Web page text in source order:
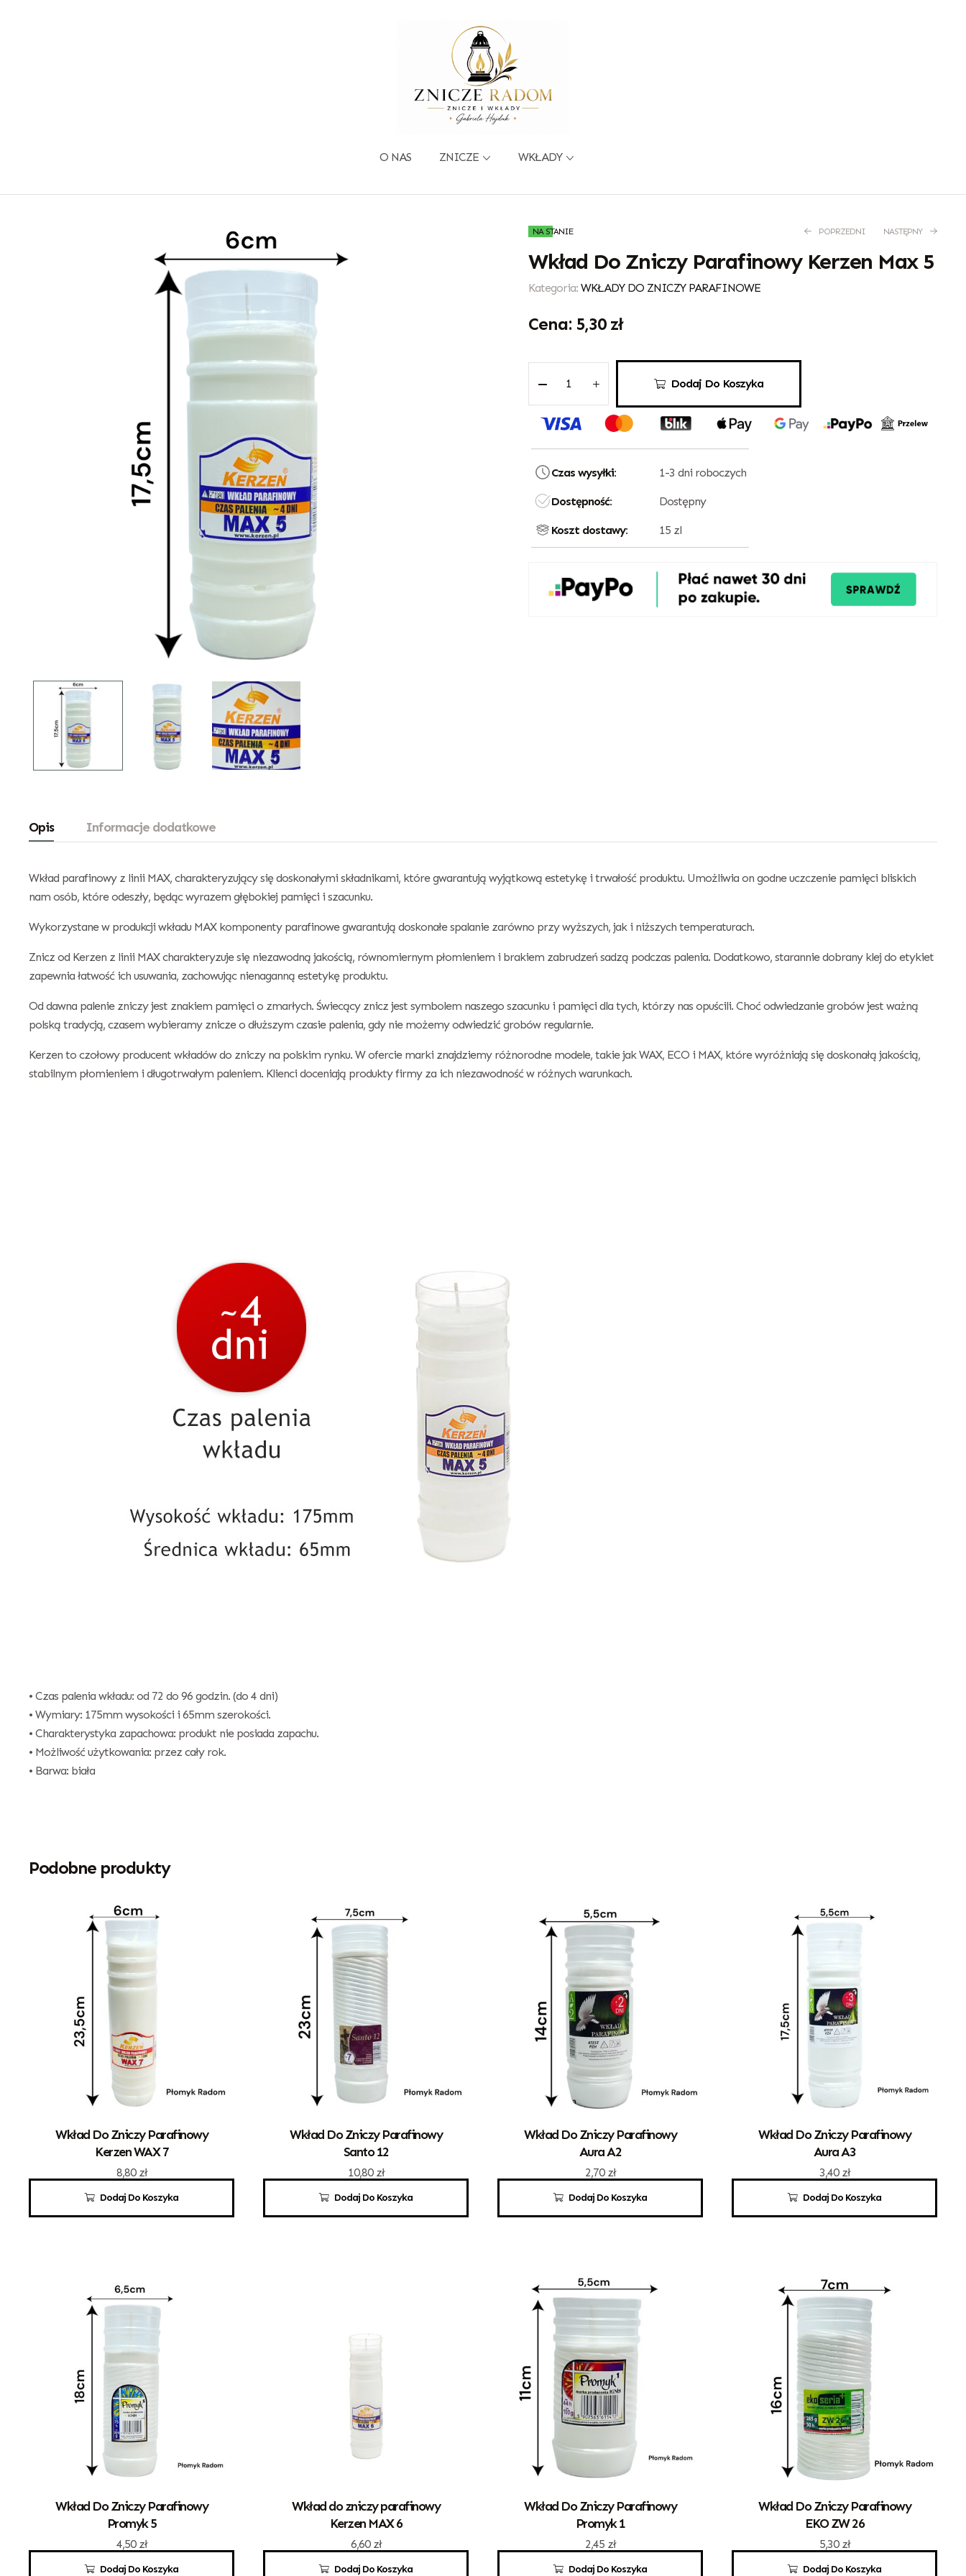
O NAS ZNICZE WKŁADY
NA STANIE POPRZEDNI NASTĘPNY
Wkład Do Zniczy Parafinowy Kerzen Max 5
Kategoria:WKŁADY DO ZNICZY PARAFINOWE
5,30 zł
Dodaj Do Koszyka
Czas wysyłki: 1-3 dni roboczych
Dostępność: Dostępny
Koszt dostawy: 15 zl
Opis Informacje dodatkowe
Wkład parafinowy z linii MAX, charakteryzujący się doskonałymi składnikami, które gwarantują wyjątkową estetykę i trwałość produktu. Umożliwia on godne uczczenie pamięci bliskich
nam osób, które odeszły, będąc wyrazem głębokiej pamięci i szacunku.
Wykorzystane w produkcji wkładu MAX komponenty parafinowe gwarantują doskonałe spalanie zarówno przy wyższych, jak i niższych temperaturach.
Znicz od Kerzen z linii MAX charakteryzuje się niezawodną jakością, równomiernym płomieniem i brakiem zabrudzeń sadzą podczas palenia. Dodatkowo, starannie dobrany klej do etykiet
zapewnia łatwość ich usuwania, zachowując nienaganną estetykę produktu.
Od dawna palenie zniczy jest znakiem pamięci o zmarłych. Świecący znicz jest symbolem naszego szacunku i pamięci dla tych, którzy nas opuścili. Choć odwiedzanie grobów jest ważną
polską tradycją, czasem wybieramy znicze o dłuższym czasie palenia, gdy nie możemy odwiedzić grobów regularnie.
Kerzen to czołowy producent wkładów do zniczy na polskim rynku. W ofercie marki znajdziemy różnorodne modele, takie jak WAX, ECO i MAX, które wyróżniają się doskonałą jakością,
stabilnym płomieniem i długotrwałym paleniem. Klienci doceniają produkty firmy za ich niezawodność w różnych warunkach.
• Czas palenia wkładu: od 72 do 96 godzin. (do 4 dni)
• Wymiary: 175mm wysokości i 65mm szerokości.
• Charakterystyka zapachowa: produkt nie posiada zapachu.
• Możliwość użytkowania: przez cały rok.
• Barwa: biała
Podobne produkty
Dodaj Do Koszyka
Wkład Do Zniczy Parafinowy
Kerzen WAX 7
8,80 zł
Dodaj Do Koszyka
Wkład Do Zniczy Parafinowy
Santo 12
10,80 zł
Dodaj Do Koszyka
Wkład Do Zniczy Parafinowy
Aura A2
2,70 zł
Dodaj Do Koszyka
Wkład Do Zniczy Parafinowy
Aura A3
3,40 zł
Dodaj Do Koszyka
Wkład Do Zniczy Parafinowy
Promyk 5
4,50 zł
Dodaj Do Koszyka
Wkład do zniczy parafinowy
Kerzen MAX 6
6,60 zł
Dodaj Do Koszyka
Wkład Do Zniczy Parafinowy
Promyk 1
2,45 zł
Dodaj Do Koszyka
Wkład Do Zniczy Parafinowy
EKO ZW 26
5,30 zł